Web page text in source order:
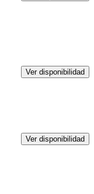
Ver disponibilidad
Ver disponibilidad